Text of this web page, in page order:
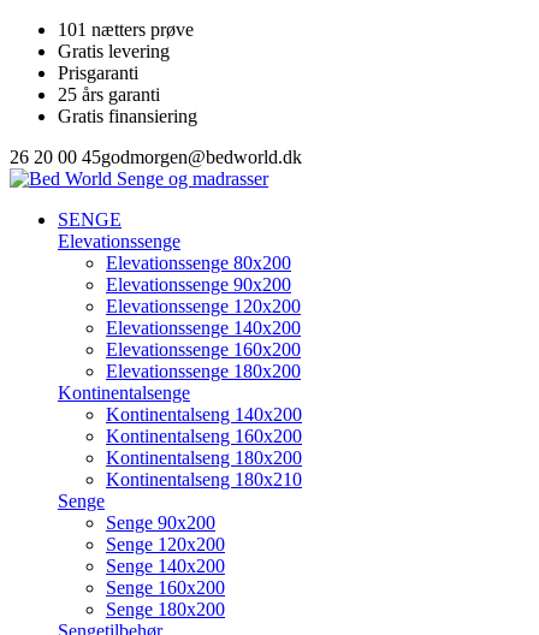
101 nætters prøve
Gratis levering
Prisgaranti
25 års garanti
Gratis finansiering
26 20 00 45godmorgen@bedworld.dk
SENGE
Elevationssenge
Elevationssenge 80x200
Elevationssenge 90x200
Elevationssenge 120x200
Elevationssenge 140x200
Elevationssenge 160x200
Elevationssenge 180x200
Kontinentalsenge
Kontinentalseng 140x200
Kontinentalseng 160x200
Kontinentalseng 180x200
Kontinentalseng 180x210
Senge
Senge 90x200
Senge 120x200
Senge 140x200
Senge 160x200
Senge 180x200
Sengetilbehør